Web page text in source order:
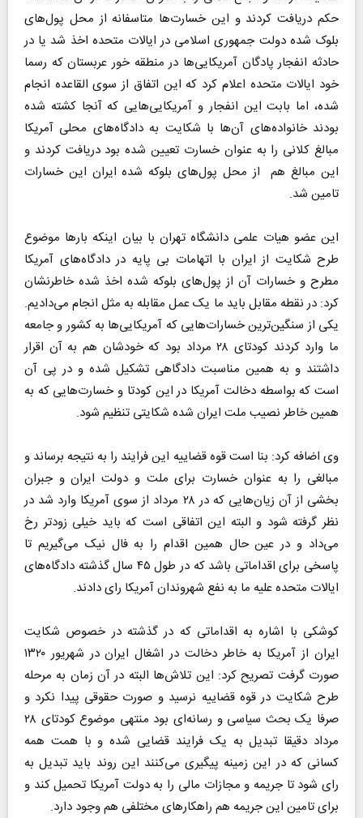
حکم دریافت کردند و این خسارت‌ها متاسفانه از محل پول‌های
بلوک شده دولت جمهوری اسلامی در ایالات متحده اخذ شد یا در
حادثه انفجار پادگان آمریکایی‌ها در منطقه خور عربستان که رسما
خود ایالات متحده اعلام کرد که این اتفاق از سوی القاعده انجام
شده، اما بابت این انفجار و آمریکایی‌هایی که آنجا کشته شده
بودند خانواده‌های آن‌ها با شکایت به دادگاه‌های محلی آمریکا
مبالغ کلانی را به عنوان خسارت تعیین شده بود دریافت کردند و
این مبالغ هم از محل پول‌های بلوکه شده ایران این خسارات
تامین شد.
این عضو هیات علمی دانشگاه تهران با بیان اینکه بار‌ها موضوع
طرح شکایت از ایران با اتهامات بی پایه در دادگاه‌های آمریکا
مطرح و خسارات آن از پول‌های بلوکه شده اخذ شده خاطرنشان
کرد: در نقطه مقابل باید ما یک عمل مقابله به مثل انجام می‌دادیم.
یکی از سنگین‌ترین خسارات‌هایی که آمریکایی‌ها به کشور و جامعه
ما وارد کردند کودتای ۲۸ مرداد بود که خودشان هم به آن اقرار
داشتند و به همین مناسبت دادگاهی تشکیل شده و در پی آن
است که بواسطه دخالت آمریکا در این کودتا و خسارت‌هایی که به
همین خاطر نصیب ملت ایران شده شکایتی تنظیم شود.
وی اضافه کرد: بنا است قوه قضاییه این فرایند را به نتیجه برساند و
مبالغی را به عنوان خسارت برای ملت و دولت ایران و جبران
بخشی از آن زیان‌هایی که در ۲۸ مرداد از سوی آمریکا وارد شد در
نظر گرفته شود و البته این اتفاقی است که باید خیلی زودتر رخ
می‌داد و در عین حال همین اقدام را به فال نیک می‌گیریم تا
پاسخی برای اقداماتی باشد که در طول ۴۵ سال گذشته دادگاه‌های
ایالات متحده علیه ما به نفع شهروندان آمریکا رای دادند.
کوشکی با اشاره به اقداماتی که در گذشته در خصوص شکایت
ایران از آمریکا به خاطر دخالت در اشغال ایران در شهریور ۱۳۲۰
صورت گرفت تصریح کرد: این تلاش‌ها البته در آن زمان به مرحله
طرح شکایت در قوه قضاییه نرسید و صورت حقوقی پیدا نکرد و
صرفا یک بحث سیاسی و رسانه‌ای بود منتهی موضوع کودتای ۲۸
مرداد دقیقا تبدیل به یک فرایند قضایی شده و با همت همه
کسانی که در این زمینه پیگیری می‌کنند این روند باید تبدیل به
رای شود تا جریمه و مجازات مالی را به دولت آمریکا تحمیل کند و
برای تامین این جریمه هم راهکار‌های مختلفی هم وجود دارد.